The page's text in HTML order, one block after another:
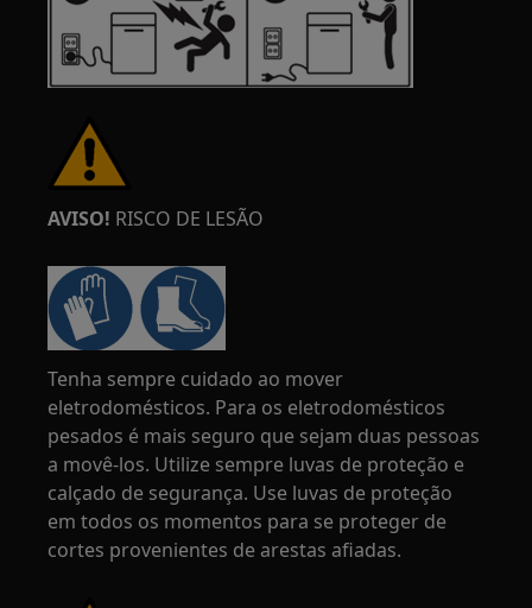
AVISO! RISCO DE LESÃO
Tenha sempre cuidado ao mover
eletrodomésticos. Para os eletrodomésticos
pesados é mais seguro que sejam duas pessoas
a movê-los. Utilize sempre luvas de proteção e
calçado de segurança. Use luvas de proteção
em todos os momentos para se proteger de
cortes provenientes de arestas afiadas.